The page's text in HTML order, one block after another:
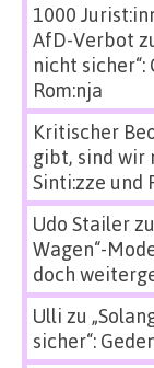
1000
AfD-Verbot
nicht sicher“:
Rom:nja
Kritischer
gibt, sind wir
Sinti:zze und
Udo Stailerzu
Wagen“-
doch
Ulli zu
sicher“: